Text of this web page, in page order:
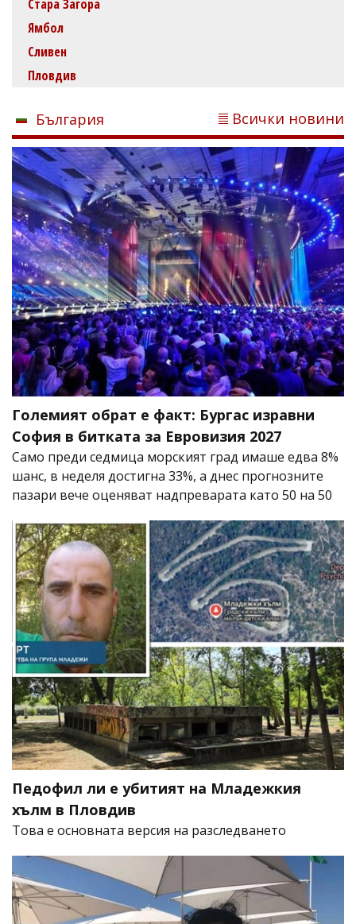
Стара Загора
Ямбол
Сливен
Пловдив
България Всички новини
Големият обрат е факт: Бургас изравни
София в битката за Евровизия 2027
Само преди седмица морският град имаше едва 8%
шанс, в неделя достигна 33%, а днес прогнозните
пазари вече оценяват надпреварата като 50 на 50
Педофил ли е убитият на Младежкия
хълм в Пловдив
Това е основната версия на разследването